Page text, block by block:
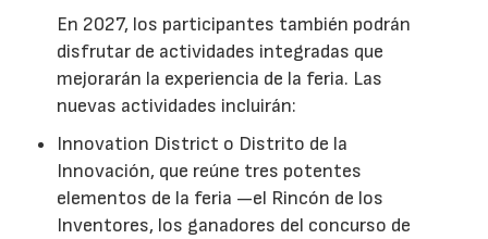
En 2027, los participantes también podrán
disfrutar de actividades integradas que
mejorarán la experiencia de la feria. Las
nuevas actividades incluirán:
Innovation District o Distrito de la
Innovación, que reúne tres potentes
elementos de la feria —el Rincón de los
Inventores, los ganadores del concurso de